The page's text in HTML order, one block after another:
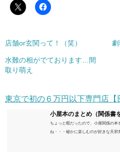
店舗or玄関って！（笑）
水難の相がでております…間
取り萌え
東京で初の６万円以下専門店【
小屋本のまとめ（関係書
ちょっと暇だったので、小屋関係の
ね・・・秘かに楽しむのが好きな天邪